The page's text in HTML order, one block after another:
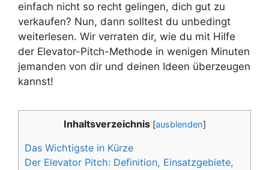
einfach nicht so recht gelingen, dich gut zu
verkaufen? Nun, dann solltest du unbedingt
weiterlesen. Wir verraten dir, wie du mit Hilfe
der Elevator-Pitch-Methode in wenigen Minuten
jemanden von dir und deinen Ideen überzeugen
kannst!
Inhaltsverzeichnis [ausblenden]
Das Wichtigste in Kürze
Der Elevator Pitch: Definition, Einsatzgebiete,